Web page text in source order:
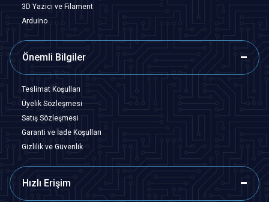
3D Yazıcı ve Filament
Arduino
Önemli Bilgiler
Teslimat Koşulları
Üyelik Sözleşmesi
Satış Sözleşmesi
Garanti ve İade Koşulları
Gizlilik ve Güvenlik
Hızlı Erişim